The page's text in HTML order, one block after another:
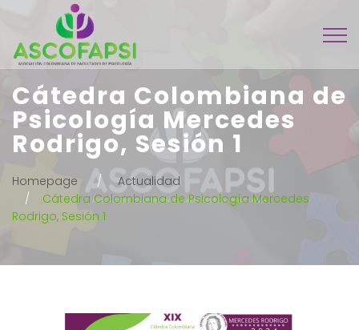
Cátedra Colombiana de
Psicología Mercedes
Rodrigo, Sesión 1
Homepage
Actualidad
Cátedra Colombiana de Psicología Mercedes
Rodrigo, Sesión 1